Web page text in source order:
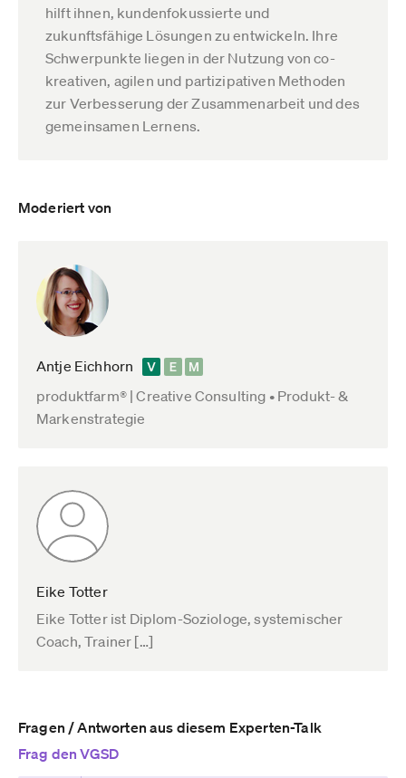
hilft ihnen, kundenfokussierte und
zukunftsfähige Lösungen zu entwickeln. Ihre
Schwerpunkte liegen in der Nutzung von co-
kreativen, agilen und partizipativen Methoden
zur Verbesserung der Zusammenarbeit und des
gemeinsamen Lernens.
Moderiert von
Antje Eichhorn
produktfarm® | Creative Consulting • Produkt- &
Markenstrategie
Eike Totter
Eike Totter ist Diplom-Soziologe, systemischer
Coach, Trainer […]
Fragen / Antworten aus diesem Experten-Talk
Frag den VGSD